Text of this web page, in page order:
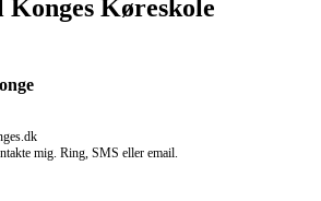
Køreskole
mig. Ring, SMS eller email.